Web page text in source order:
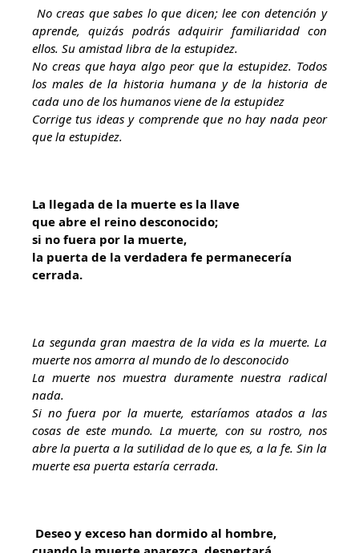
No creas que sabes lo que dicen; lee con detención y
aprende, quizás podrás adquirir familiaridad con
ellos. Su amistad libra de la estupidez.
No creas que haya algo peor que la estupidez. Todos
los males de la historia humana y de la historia de
cada uno de los humanos viene de la estupidez
Corrige tus ideas y comprende que no hay nada peor
que la estupidez.
La llegada de la muerte es la llave
que abre el reino desconocido;
si no fuera por la muerte,
la puerta de la verdadera fe permanecería
cerrada.
La segunda gran maestra de la vida es la muerte. La
muerte nos amorra al mundo de lo desconocido
La muerte nos muestra duramente nuestra radical
nada.
Si no fuera por la muerte, estaríamos atados a las
cosas de este mundo. La muerte, con su rostro, nos
abre la puerta a la sutilidad de lo que es, a la fe. Sin la
muerte esa puerta estaría cerrada.
Deseo y exceso han dormido al hombre,